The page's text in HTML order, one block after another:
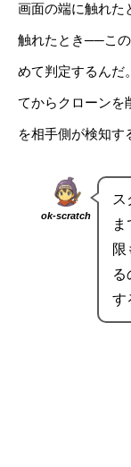
画面の端に触れた
触れたとき──こ
めて判定するんだ
てからクローンを
を相手側が検知す
ok-scratch
ス
限
る
す